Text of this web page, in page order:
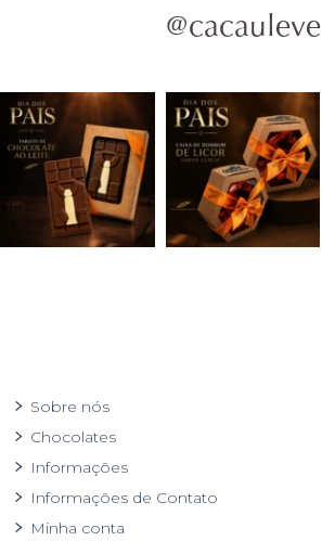
@cacauleve
Sobre nós
Chocolates
Informações
Informações de Contato
Minha conta